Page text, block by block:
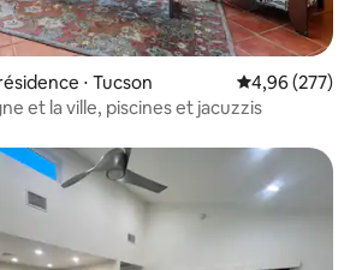
⋅ Tucson Évaluation
4,96 (277)
et la ville, piscines et jacuzzis